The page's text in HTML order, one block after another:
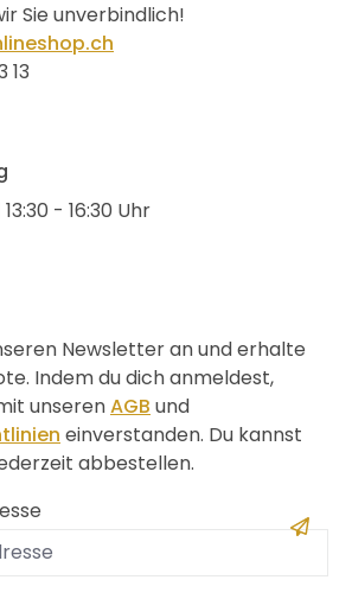
Sie unverbindlich!
13
- 16:30 Uhr
Newsletter an und erhalte
Indem du dich anmeldest,
unserenAGB und
einverstanden. Du kannst
abbestellen.